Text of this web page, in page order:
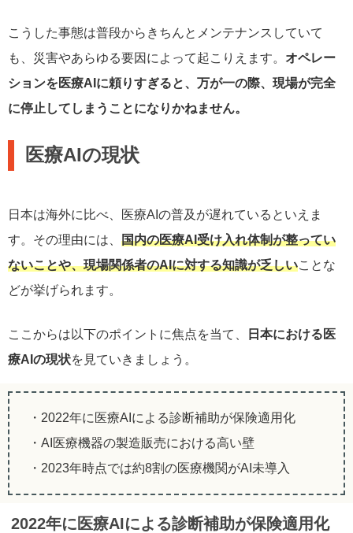
こうした事態は普段からきちんとメンテナンスしていて
も、災害やあらゆる要因によって起こりえます。 オペレー
ションを医療AIに頼りすぎると、万が一の際、現場が完全
に停止してしまうことになりかねません。
医療AIの現状
日本は海外に比べ、医療AIの普及が遅れているといえま
す。その理由には、 国内の医療AI受け入れ体制が整ってい
ないことや、現場関係者のAIに対する知識が乏しいことな
どが挙げられます。
ここからは以下のポイントに焦点を当て、
日本における医
療AIの現状を見ていきましょう。
・2022年に医療AIによる診断補助が保険適用化
・AI医療機器の製造販売における高い壁
・2023年時点では約8割の医療機関がAI未導入
2022年に医療AIによる診断補助が保険適用化